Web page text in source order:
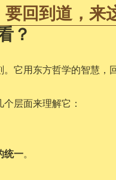
回到道，来
？
它用东方哲学的智慧，
层面来理解它：
统一。